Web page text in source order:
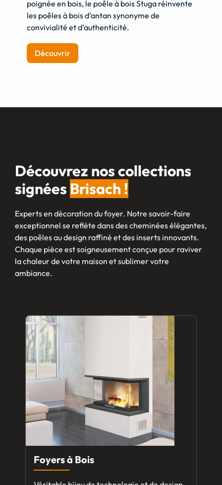
poignée en bois, le poêle à bois Stuga réinvente
les poêles à bois d’antan synonyme de
convivialité et d’authenticité.
Découvrir
Découvrez nos collections
signées Brisach !
Experts en décoration du foyer. Notre savoir-faire
exceptionnel se reflète dans des cheminées élégantes,
des poêles au design raffiné et des inserts innovants.
Chaque pièce est soigneusement conçue pour raviver
la chaleur de votre maison et sublimer votre
ambiance.
Foyers à Bois